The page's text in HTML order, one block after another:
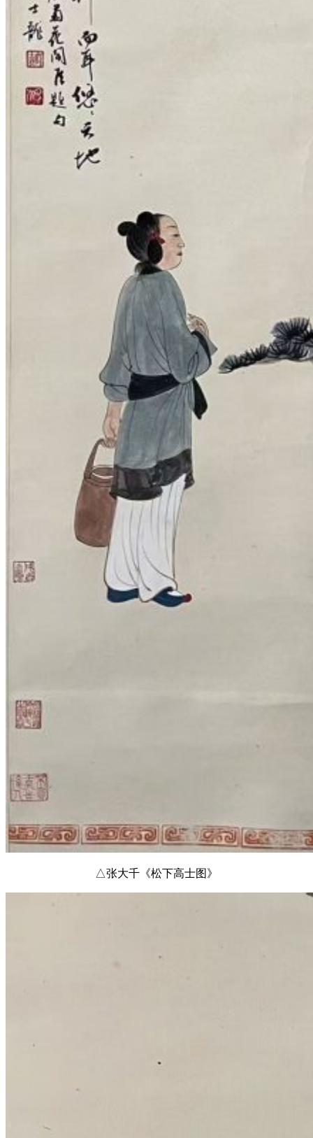
△张大千《松下高士图》